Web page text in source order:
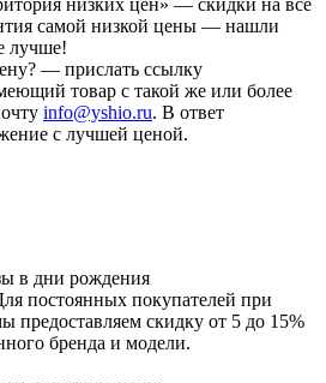
самой низкой цены — нашли
лучше!
— прислать ссылку
товар с такой же или более
info@yshio.ru. В ответ
с лучшей ценой.
в дни рождения
постоянных покупателей при
предоставляем скидку от 5 до 15%
бренда и модели.